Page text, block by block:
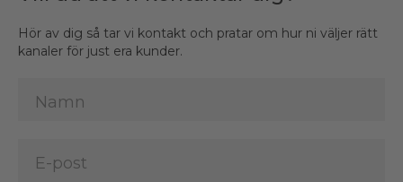
Hör av dig så tar vi kontakt och pratar om hur ni väljer rätt
kanaler för just era kunder.